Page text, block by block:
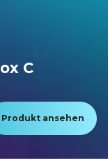
C
Produkt ansehen